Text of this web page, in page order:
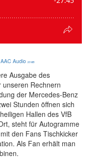
Audio 20 MB
Ausgabe des
unseren Rechnern
der Mercedes-Benz
Stunden öffnen sich
Hallen des VfB
steht für Autogramme
den Fans Tischkicker
Als Fan erhält man